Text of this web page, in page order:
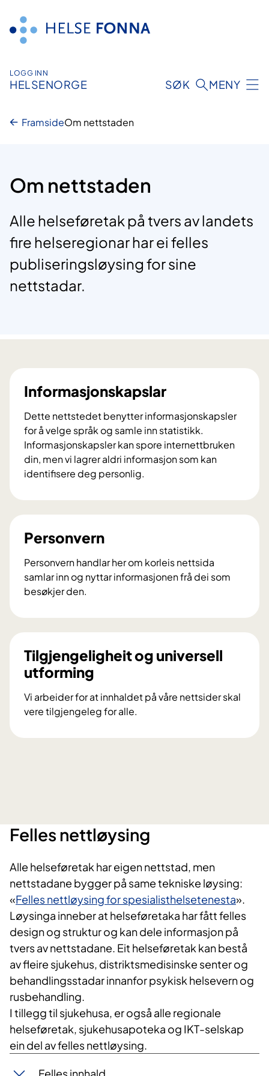
innhald
LOGG INN
HELSENORGE SØK MENY
FramsideOm nettstaden
Om nettstaden
Alle helseføretak på tvers av landets
fire helseregionar har ei felles
publiseringsløysing for sine
nettstadar.
Informasjonskapslar
Dette nettstedet benytter informasjonskapsler
for å velge språk og samle inn statistikk.
Informasjonskapsler kan spore internettbruken
din, men vi lagrer aldri informasjon som kan
identifisere deg personlig.
n
f
o
r
m
a
s
o
n
k
a
s
l
Personvern
Personvern handlar her om korleis nettsida
samlar inn og nyttar informasjonen frå dei som
besøkjer den.
e
r
s
o
n
v
Tilgjengeligheit og universell
utforming
Vi arbeider for at innhaldet på våre nettsider skal
vere tilgjengeleg for alle.
i
g
e
i
g
h
e
o
g
u
n
i
v
e
r
s
Felles nettløysing​
Alle helseføretak har eigen nettstad, men
nettstadane bygger på same tekniske løysing:
«Felles nettløysing for spesialisthelsetenesta».
Løysinga inneber at helseføretaka har fått felles
design og struktur og kan dele informasjon på
tvers av nettstadane. Eit helseføretak kan bestå
av fleire sjukehus, distriktsmedisinske senter og
behandlingsstadar innanfor psykisk helsevern og
rusbehandling.
I tillegg til sjukehusa, er også alle regionale
helseføretak, sjukehusapoteka og IKT-selskap
ein del av felles nettløysing.
Felles innhald